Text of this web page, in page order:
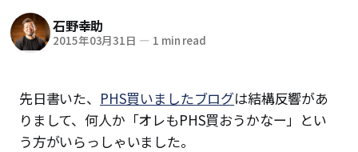
石野幸助
2015年03月31日 — 1 min read
先日書いた、 PHS買いましたブログは結構反響があ
りまして、何人か「オレもPHS買おうかなー」とい
う方がいらっしゃいました。